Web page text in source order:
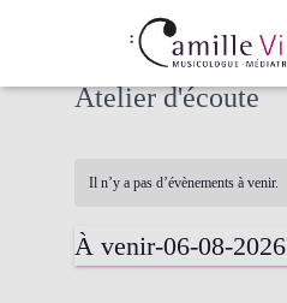
Atelier d'écoute
Il n’y a pas d’évènements à venir.
À venir-06-08-2026